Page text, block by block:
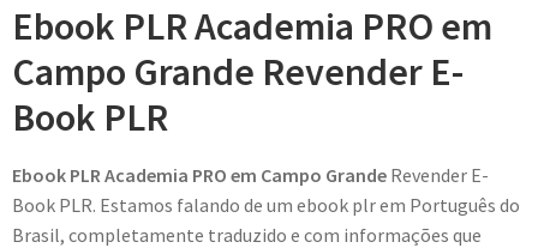
Ebook PLR Academia PRO em
Campo Grande Revender E-
Book PLR
Ebook PLR Academia PRO em Campo Grande Revender E-
Book PLR. Estamos falando de um ebook plr em Português do
Brasil, completamente traduzido e com informações que